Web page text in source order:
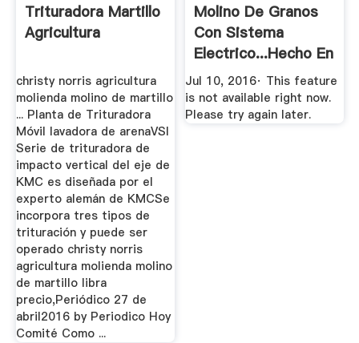
Trituradora Martillo
Agricultura
christy norris agricultura
molienda molino de martillo
... Planta de Trituradora
Móvil lavadora de arenaVSI
Serie de trituradora de
impacto vertical del eje de
KMC es diseñada por el
experto alemán de KMCSe
incorpora tres tipos de
trituración y puede ser
operado christy norris
agricultura molienda molino
de martillo libra
precio,Periódico 27 de
abril2016 by Periodico Hoy
Comité Como ...
Molino De Granos
Con Sistema
Electrico...hecho En
Casa ...
Jul 10, 2016· This feature
is not available right now.
Please try again later.